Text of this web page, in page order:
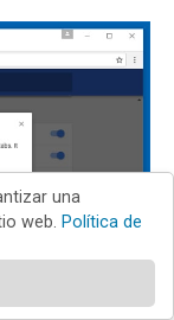
una
web. Política de